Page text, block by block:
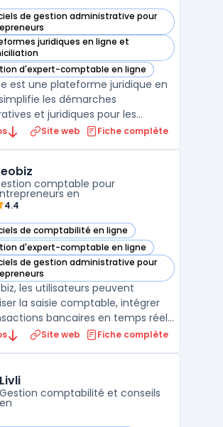
de gestion administrative pour
dans cette catégorie
juridiques en ligne et
dans cette catégorie
d'expert-comptable en ligne
dans cette catégorie
est une plateforme juridique en
les démarches
et juridiques pour les
professionnels et
d'entreprise, la gestion des
contrats et ...
Site web Fiche complète
comptable pour
en
4.4
de comptabilité en ligne
dans cette catégorie
d'expert-comptable en ligne
dans cette catégorie
de gestion administrative pour
dans cette catégorie
les utilisateurs peuvent
la saisie comptable, intégrer
bancaires en temps réel,
avec précision et suivre leur
permettant de créer et
de ...
Site web Fiche complète
Livli
Gestion comptabilité et conseils
en